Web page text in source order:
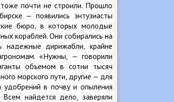
почти не строили. Прошло
— появились энтузиасты
бюро, в которых молодые
кораблей. Они собирались на
надежные дирижабли, крайне
«Нужны, — говорили
объемом в сотни тысяч
морского пути, другие — для
в почву и опыления
найдется дело, заверяли